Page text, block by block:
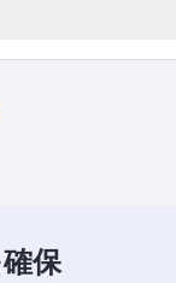
保